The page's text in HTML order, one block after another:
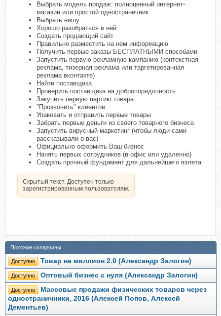
Выбрать модель продаж: полноценный интернет-
магазин или простой одностраничник
Выбрать нишу
Хорошо разобраться в ней
Создать продающий сайт
Правильно разместить на нем информацию
Получить первые заказы БЕСПЛАТНЫМИ способами
Запустить первую рекламную кампанию (контекстная
реклама, тизерная реклама или таргетированная
реклама вконтакте)
Найти поставщика
Проверить поставщика на добропорядочность
Закупить первую партию товара
"Прозвонить" клиентов
Упаковать и отправить первые товары
Забрать первые деньги из своего товарного бизнеса
Запустить вирусный маркетинг (чтобы люди сами
рассказывали о вас)
Официально оформить Ваш бизнес
Нанять первых сотрудников (в офис или удаленно)
Создать прочный фундамент для дальнейшего взлета
Скрытый текст. Доступен только
зарегистрированным пользователям.
Похожие складчины
Доступно Товар на миллион 2.0 (Александр Залогин)
Доступно Оптовый бизнес с нуля (Александр Залогин)
Доступно
Массовые продажи физических товаров через
одностраничники, 2016 (Алексей Попов, Алексей
Дементьев)